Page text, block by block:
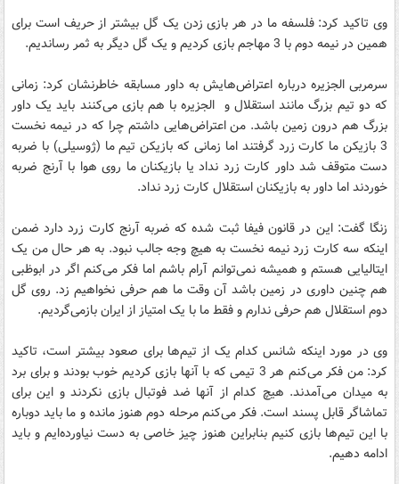
وی تاکید کرد: فلسفه ما در هر بازی زدن یک گل بیشتر از حریف است برای
همین در نیمه دوم با 3 مهاجم بازی کردیم و یک گل دیگر به ثمر رساندیم.
سرمربی الجزیره درباره اعتراض‌هایش به داور مسابقه خاطرنشان کرد: زمانی
که دو تیم بزرگ مانند استقلال و الجزیره با هم بازی می‌کنند باید یک داور
بزرگ هم درون زمین باشد. من اعتراض‌هایی داشتم چرا که در نیمه نخست
3 بازیکن ما کارت زرد گرفتند اما زمانی که بازیکن تیم ما (ژوسیلی) با ضربه
دست متوقف شد داور کارت زرد نداد یا بازیکنان ما روی هوا با آرنج ضربه
خوردند اما داور به بازیکنان استقلال کارت زرد نداد.
زنگا گفت: این در قانون فیفا ثبت شده که ضربه آرنج کارت زرد دارد ضمن
اینکه سه کارت زرد نیمه نخست به هیچ وجه جالب نبود. به هر حال من یک
ایتالیایی هستم و همیشه نمی‌توانم آرام باشم اما فکر می‌کنم اگر در ابوظبی
هم چنین داوری در زمین باشد آن وقت ما هم حرفی نخواهیم زد. روی گل
دوم استقلال هم حرفی ندارم و فقط ما با یک امتیاز از ایران بازمی‌گردیم.
وی در مورد اینکه شانس کدام یک از تیم‌ها برای صعود بیشتر است، تاکید
کرد: من فکر می‌کنم هر 3 تیمی که با آنها بازی کردیم خوب بودند و برای برد
به میدان می‌آمدند. هیچ کدام از آنها ضد فوتبال بازی نکردند و این برای
تماشاگر قابل پسند است. فکر می‌کنم مرحله دوم هنوز مانده و ما باید دوباره
با این تیم‌ها بازی کنیم بنابراین هنوز چیز خاصی به دست نیاورده‌ایم و باید
ادامه دهیم.